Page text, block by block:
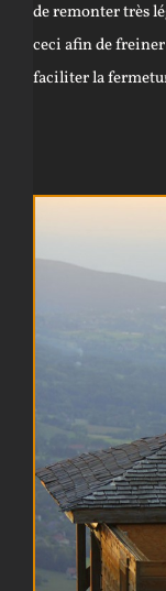
de remonter très
ceci afin de
faciliter la